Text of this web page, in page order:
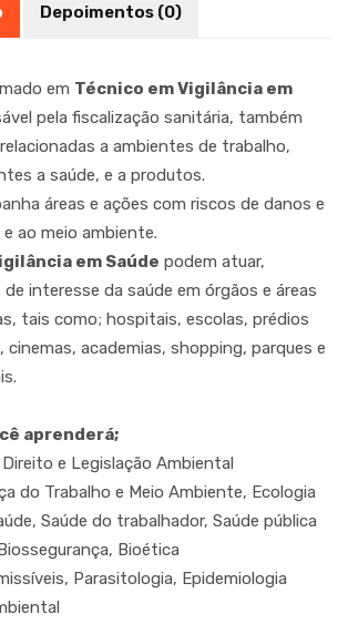
Depoimentos (0)
em Técnico em Vigilância em
pela fiscalização sanitária, também
a ambientes de trabalho,
a saúde, e a produtos.
áreas e ações com riscos de danos e
ao meio ambiente.
em Saúde podem atuar,
interesse da saúde em órgãos e áreas
tais como; hospitais, escolas, prédios
cinemas, academias, shopping, parques e
aprenderá;
e Legislação Ambiental
do Trabalho e Meio Ambiente, Ecologia
Saúde do trabalhador, Saúde pública
Bioética
Parasitologia, Epidemiologia